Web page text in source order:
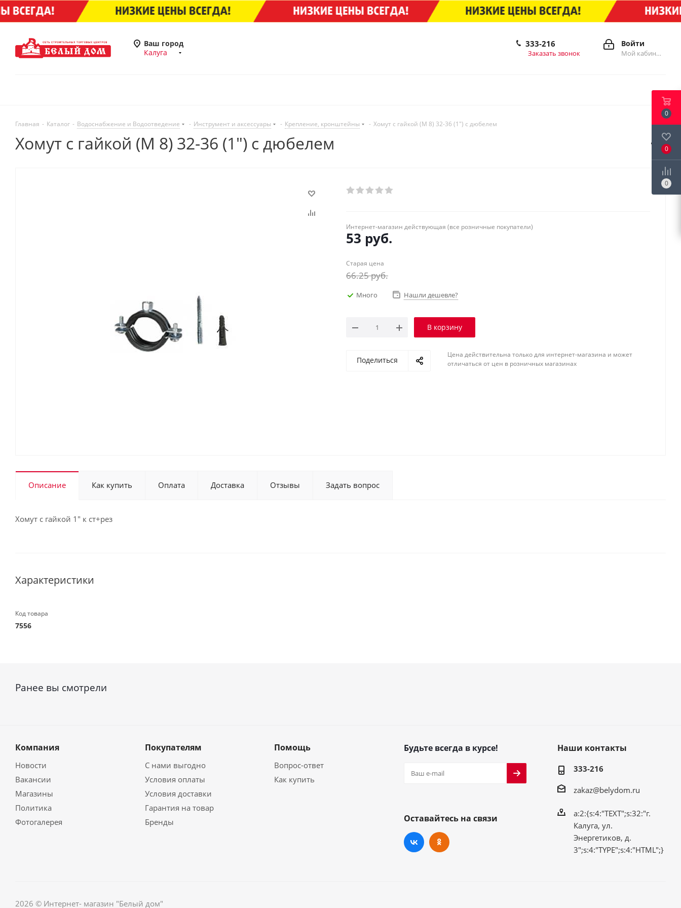
Ваш город
Калуга
Войти
Мой кабинет
333-216
Заказать звонок
Главная - Каталог - Водоснабжение и Водоотведение - Инструмент и аксессуары - Крепление, кронштейны - Хомут с гайкой (М 8) 32-36 (1") с дюбелем
Хомут с гайкой (М 8) 32-36 (1") с дюбелем
Интернет-магазин действующая (все розничные покупатели)
53 руб.
Старая цена
66.25руб.
Много Нашли дешевле?
В корзину
Поделиться
Цена действительна только для интернет-магазина и может
отличаться от цен в розничных магазинах
Описание Как купить Оплата Доставка Отзывы Задать вопрос
Хомут с гайкой 1" к ст+рез
Характеристики
Код товара
7556
Ранее вы смотрели
Компания
Новости
Вакансии
Магазины
Политика
Фотогалерея
Покупателям
С нами выгодно
Условия оплаты
Условия доставки
Гарантия на товар
Бренды
Помощь
Вопрос-ответ
Как купить
Будьте всегда в курсе!
Оставайтесь на связи
Наши контакты
333-216
zakaz@belydom.ru
a:2:{s:4:"TEXT";s:32:"г.
Калуга, ул.
Энергетиков, д.
3";s:4:"TYPE";s:4:"HTML";}
2026 © Интернет- магазин "Белый дом"
0
0
0